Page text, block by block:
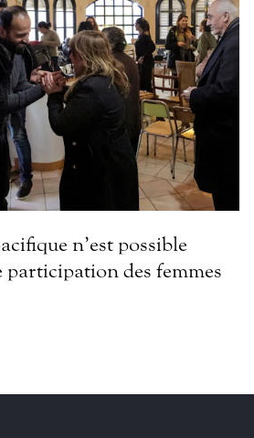
n’est possible
participation des femmes